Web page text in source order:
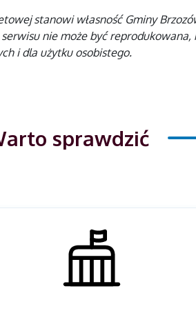
stanowi własność Gminy
serwisu nie może być
i dla użytku osobistego.
sprawdzić